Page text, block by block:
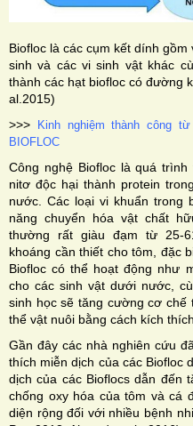
Biofloc là các cụm kết dính
sinh và các vi sinh vật khác
thành các hạt biofloc có đường
al.2015)
>>> Kinh nghiệm thành công
BIOFLOC
Công nghệ Biofloc là quá
nitơ độc hại thành protein
nước. Các loại vi khuẩn trong
năng chuyển hóa vật chất
thường rất giàu đạm từ 25-
khoáng cần thiết cho tôm, đặc
Biofloc có thể hoạt động như
cho các sinh vật dưới nước,
sinh học sẽ tăng cường cơ
thể vật nuôi bằng cách kích
Gần đây các nhà nghiên cứu
thích miễn dịch của các Biofloc
dịch của các Bioflocs dẫn đến
chống oxy hóa của tôm và cá
diện rộng đối với nhiều bệnh